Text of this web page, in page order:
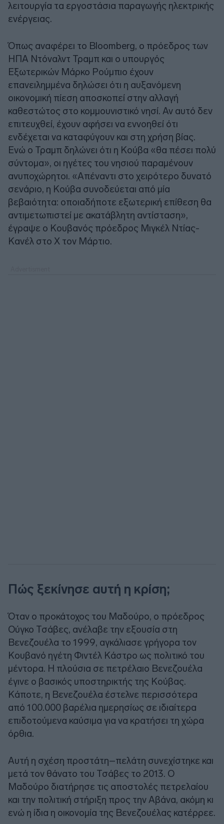
λειτουργία τα εργοστάσια παραγωγής ηλεκτρικής
ενέργειας.
Όπως αναφέρει το Bloomberg, ο πρόεδρος των
ΗΠΑ Ντόναλντ Τραμπ και ο υπουργός
Εξωτερικών Μάρκο Ρούμπιο έχουν
επανειλημμένα δηλώσει ότι η αυξανόμενη
οικονομική πίεση αποσκοπεί στην αλλαγή
καθεστώτος στο κομμουνιστικό νησί. Αν αυτό δεν
επιτευχθεί, έχουν αφήσει να εννοηθεί ότι
ενδέχεται να καταφύγουν και στη χρήση βίας.
Ενώ ο Τραμπ δηλώνει ότι η Κούβα «θα πέσει πολύ
σύντομα», οι ηγέτες του νησιού παραμένουν
ανυποχώρητοι. «Απέναντι στο χειρότερο δυνατό
σενάριο, η Κούβα συνοδεύεται από μία
βεβαιότητα: οποιαδήποτε εξωτερική επίθεση θα
αντιμετωπιστεί με ακατάβλητη αντίσταση»,
έγραψε ο Κουβανός πρόεδρος Μιγκέλ Ντίας-
Κανέλ στο X τον Μάρτιο.
Πώς ξεκίνησε αυτή η κρίση;
Όταν ο προκάτοχος του Μαδούρο, ο πρόεδρος
Ούγκο Τσάβες, ανέλαβε την εξουσία στη
Βενεζουέλα το 1999, αγκάλιασε γρήγορα τον
Κουβανό ηγέτη Φιντέλ Κάστρο ως πολιτικό του
μέντορα. Η πλούσια σε πετρέλαιο Βενεζουέλα
έγινε ο βασικός υποστηρικτής της Κούβας.
Κάποτε, η Βενεζουέλα έστελνε περισσότερα
από 100.000 βαρέλια ημερησίως σε ιδιαίτερα
επιδοτούμενα καύσιμα για να κρατήσει τη χώρα
όρθια.
Αυτή η σχέση προστάτη–πελάτη συνεχίστηκε και
μετά τον θάνατο του Τσάβες το 2013. Ο
Μαδούρο διατήρησε τις αποστολές πετρελαίου
και την πολιτική στήριξη προς την Αβάνα, ακόμη κι
ενώ η ίδια η οικονομία της Βενεζουέλας κατέρρεε.